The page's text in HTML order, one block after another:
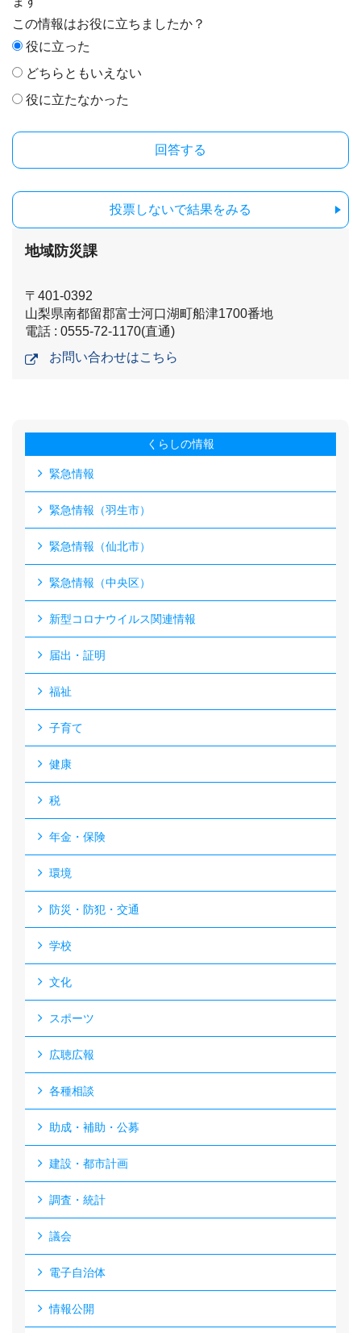
この情報はお役に立ちましたか？
役に立った
どちらともいえない
役に立たなかった
投票しないで結果をみる
地域防災課
〒401-0392
山梨県南都留郡富士河口湖町船津1700番地
電話 : 0555-72-1170(直通)
お問い合わせはこちら
くらしの情報
緊急情報
緊急情報（羽生市）
緊急情報（仙北市）
緊急情報（中央区）
新型コロナウイルス関連情報
届出・証明
福祉
子育て
健康
税
年金・保険
環境
防災・防犯・交通
学校
文化
スポーツ
広聴広報
各種相談
助成・補助・公募
建設・都市計画
調査・統計
議会
電子自治体
情報公開